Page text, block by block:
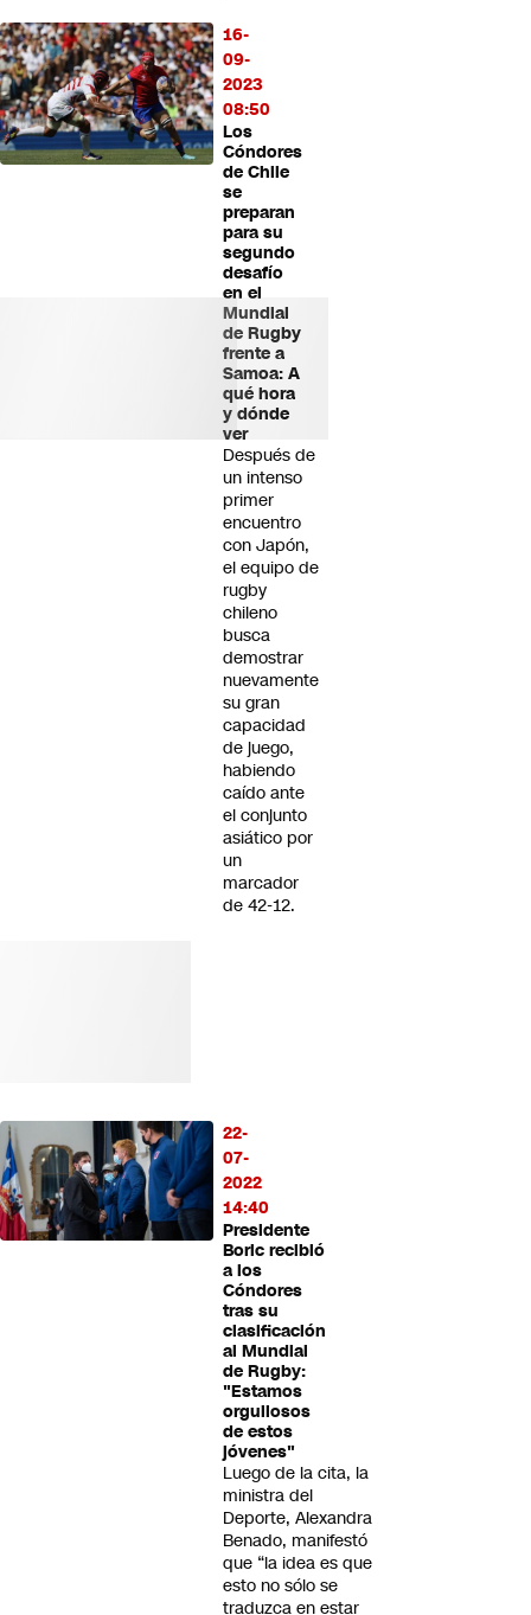
16-
09-
2023
08:50
Los
Cóndores
de Chile
se
preparan
para su
segundo
desafío
en el
Mundial
de Rugby
frente a
Samoa: A
qué hora
y dónde
ver
Después de
un intenso
primer
encuentro
con Japón,
el equipo de
rugby
chileno
busca
demostrar
nuevamente
su gran
capacidad
de juego,
habiendo
caído ante
el conjunto
asiático por
un
marcador
de 42-12.
22-
07-
2022
14:40
Presidente
Boric recibió
a los
Cóndores
tras su
clasificación
al Mundial
de Rugby:
"Estamos
orgullosos
de estos
jóvenes"
Luego de la cita, la
ministra del
Deporte, Alexandra
Benado, manifestó
que “la idea es que
esto no sólo se
traduzca en estar